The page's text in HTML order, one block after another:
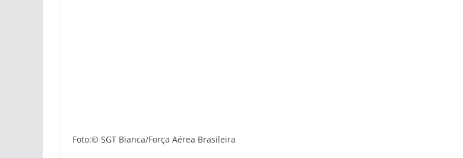
Foto:© SGT Bianca/Força Aérea Brasileira